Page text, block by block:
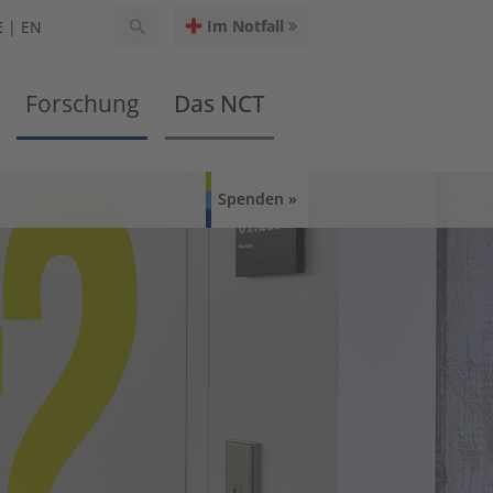
EN Im Notfall
Forschung Das NCT
Spenden